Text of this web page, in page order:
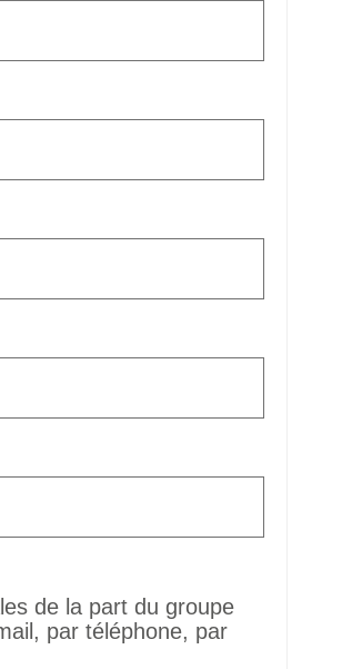
de la part du groupe
par téléphone, par